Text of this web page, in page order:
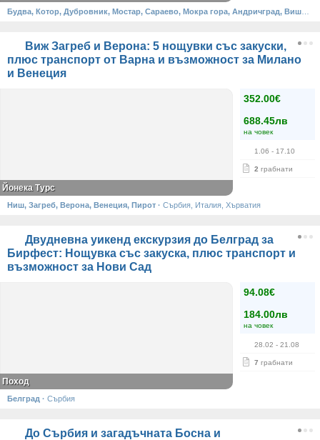
Виж Загреб и Верона: 5 нощувки със закуски,
плюс транспорт от Варна и възможност за Милано
и Венеция
352.00€
688.45лв
на човек
1.06 - 17.10
2 грабнати
Йонека Турс
Ниш, Загреб, Верона, Венеция, Пирот · Сърбия, Италия, Хърватия
Двудневна уикенд екскурзия до Белград за
Бирфест: Нощувка със закуска, плюс транспорт и
възможност за Нови Сад
94.08€
184.00лв
на човек
28.02 - 21.08
7 грабнати
Поход
Белград · Сърбия
До Сърбия и загадъчната Босна и